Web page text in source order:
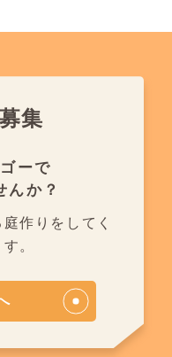
集
ーで
んか？
作りを してく
。